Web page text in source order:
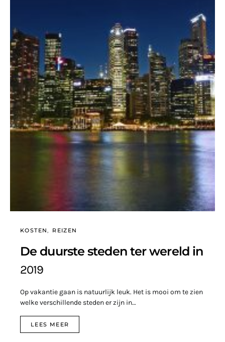
KOSTEN REIZEN
De duurste steden ter wereld in
2019
Op vakantie gaan is natuurlijk leuk. Het is mooi om te zien
welke verschillende steden er zijn in…
LEES MEER